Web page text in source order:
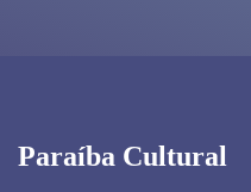
Paraíba Cultural